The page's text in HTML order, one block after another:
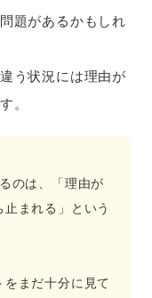
題があるかもしれ
う状況には理由が
。
のは、「理由が
まれる」という
まだ十分に見て